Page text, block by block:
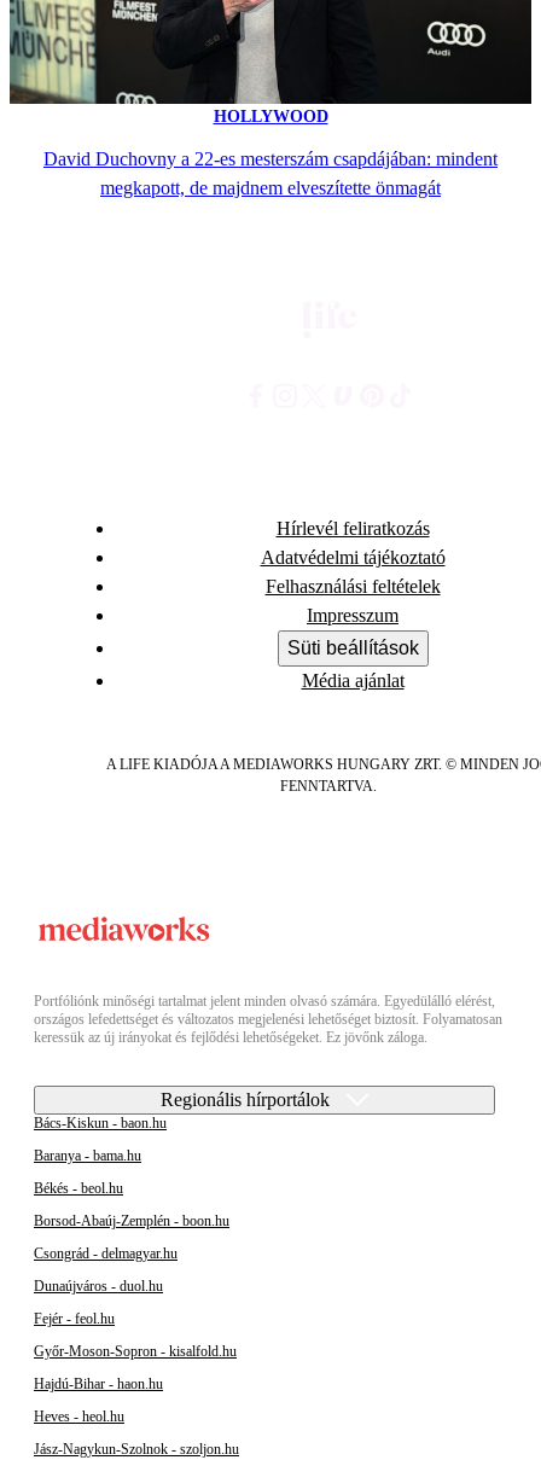
HOLLYWOOD
David Duchovny a 22-es mesterszám csapdájában: mindent
megkapott, de majdnem elveszítette önmagát
Hírlevél feliratkozás
Adatvédelmi tájékoztató
Felhasználási feltételek
Impresszum
Süti beállítások
Média ajánlat
A LIFE KIADÓJA A MEDIAWORKS HUNGARY ZRT. © MINDEN
FENNTARTVA.
Portfóliónk minőségi tartalmat jelent minden olvasó számára. Egyedülálló elérést,
országos lefedettséget és változatos megjelenési lehetőséget biztosít. Folyamatosan
keressük az új irányokat és fejlődési lehetőségeket. Ez jövőnk záloga.
Regionális hírportálok
Bács-Kiskun - baon.hu
Baranya - bama.hu
Békés - beol.hu
Borsod-Abaúj-Zemplén - boon.hu
Csongrád - delmagyar.hu
Dunaújváros - duol.hu
Fejér - feol.hu
Győr-Moson-Sopron - kisalfold.hu
Hajdú-Bihar - haon.hu
Heves - heol.hu
Jász-Nagykun-Szolnok - szoljon.hu